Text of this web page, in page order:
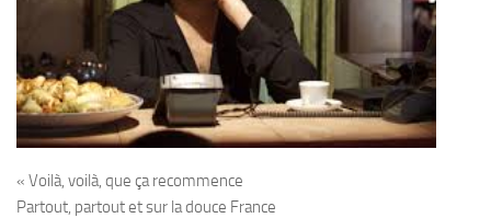
« Voilà, voilà, que ça recommence
Partout, partout et sur la douce France